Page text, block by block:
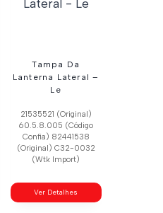
Tampa Da
Lanterna Lateral –
Le
21535521 (Original)
60.5.8.005 (Código
Confia) 82441538
(Original) C32-0032
(Wtk Import)
Ver Detalhes